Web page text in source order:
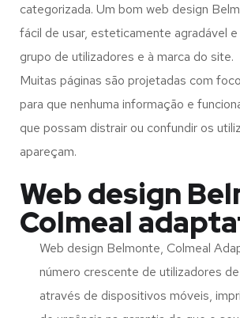
categorizada. Um bom web design
fácil de usar, esteticamente agradável
grupo de utilizadores e à marca do site.
Muitas páginas são projetadas com
para que nenhuma informação e
que possam distrair ou confundir os
apareçam.
Web design
Colmeal
Web design Belmonte, Colmeal
número crescente de utilizadores
através de dispositivos móveis,